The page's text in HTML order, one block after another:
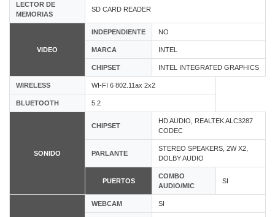
LECTOR DE
MEMORIAS
SD CARD READER
VIDEO
INDEPENDIENTE NO
MARCA INTEL
CHIPSET INTEL INTEGRATED GRAPHICS
WIRELESS WI-FI 6 802.11ax 2x2
BLUETOOTH 5.2
SONIDO
CHIPSET
HD AUDIO, REALTEK ALC3287
CODEC
PARLANTE
STEREO SPEAKERS, 2W X2,
DOLBY AUDIO
PUERTOS
COMBO
AUDIO/MIC
SI
WEBCAM SI